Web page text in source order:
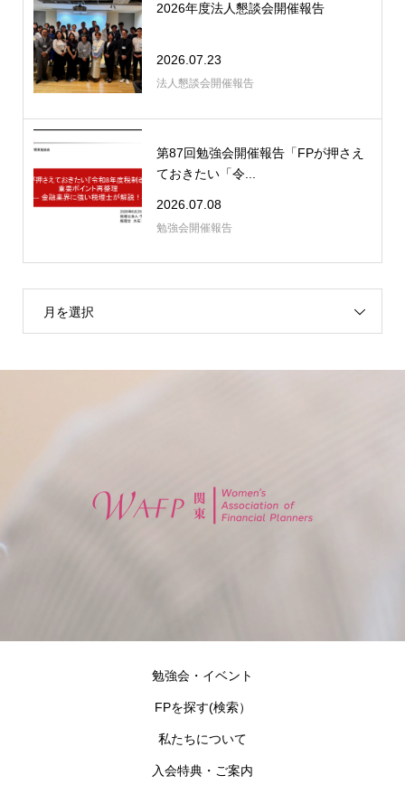
2026年度法人懇談会開催報告
2026.07.23
法人懇談会開催報告
第87回勉強会開催報告「FPが押さえ
ておきたい「令...
2026.07.08
勉強会開催報告
月を選択
勉強会・イベント
FPを探す(検索）
私たちについて
入会特典・ご案内